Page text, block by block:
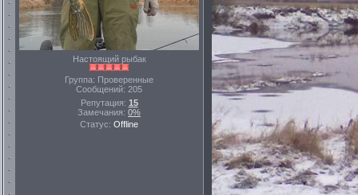
Настоящий рыбак
Группа: Проверенные
Сообщений: 205
Репутация: 15
Замечания: 0%
Статус: Offline